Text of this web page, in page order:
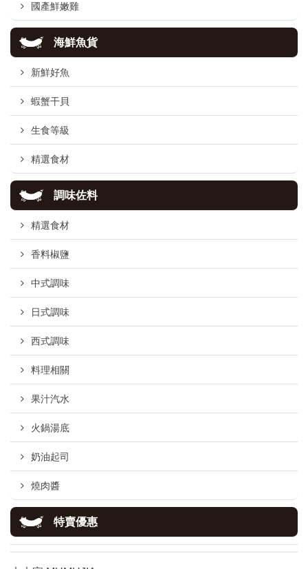
國產鮮嫩雞
海鮮魚貨
新鮮好魚
蝦蟹干貝
生食等級
精選食材
調味佐料
精選食材
香料椒鹽
中式調味
日式調味
西式調味
料理相關
果汁汽水
火鍋湯底
奶油起司
燒肉醬
特賣優惠